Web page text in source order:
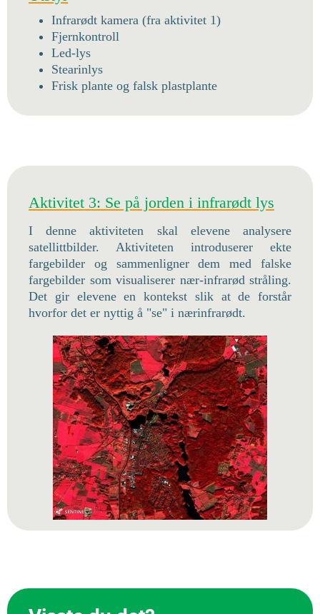
Infrarødt kamera (fra aktivitet 1)
Fjernkontroll
Led-lys
Stearinlys
Frisk plante og falsk plastplante
Aktivitet 3: Se på jorden i infrarødt lys
I denne aktiviteten skal elevene analysere
satellittbilder. Aktiviteten introduserer ekte
fargebilder og sammenligner dem med falske
fargebilder som visualiserer nær-infrarød stråling.
Det gir elevene en kontekst slik at de forstår
hvorfor det er nyttig å "se" i nærinfrarødt.